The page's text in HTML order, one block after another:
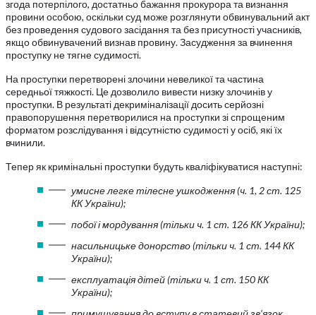
згода потерпілого, достатньо бажання прокурора та визнання
провини особою, оскільки суд може розглянути обвинувальний акт
без проведення судового засідання та без присутності учасників,
якщо обвинувачений визнав провину. Засудження за вчинення
проступку не тягне судимості.
На проступки перетворені злочини невеликої та частина
середньої тяжкості. Це дозволило вивести низку злочинів у
проступки. В результаті декриміналізації досить серйозні
правопорушення перетворилися на проступки зі спрощеним
форматом розслідування і відсутністю судимості у осіб, які їх
вчинили.
Тепер як кримінальні проступки будуть кваліфікуватися наступні:
умисне легке тілесне ушкодження (ч. 1, 2 ст. 125
КК України);
побої і мордування (тільки ч. 1 ст. 126 КК України);
насильницьке донорство (тільки ч. 1 ст. 144 КК
України);
експлуатація дітей (тільки ч. 1 ст. 150 КК
України);